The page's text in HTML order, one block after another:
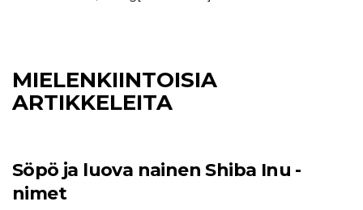
MIELENKIINTOISIA
ARTIKKELEITA
Söpö ja luova nainen Shiba Inu -
nimet